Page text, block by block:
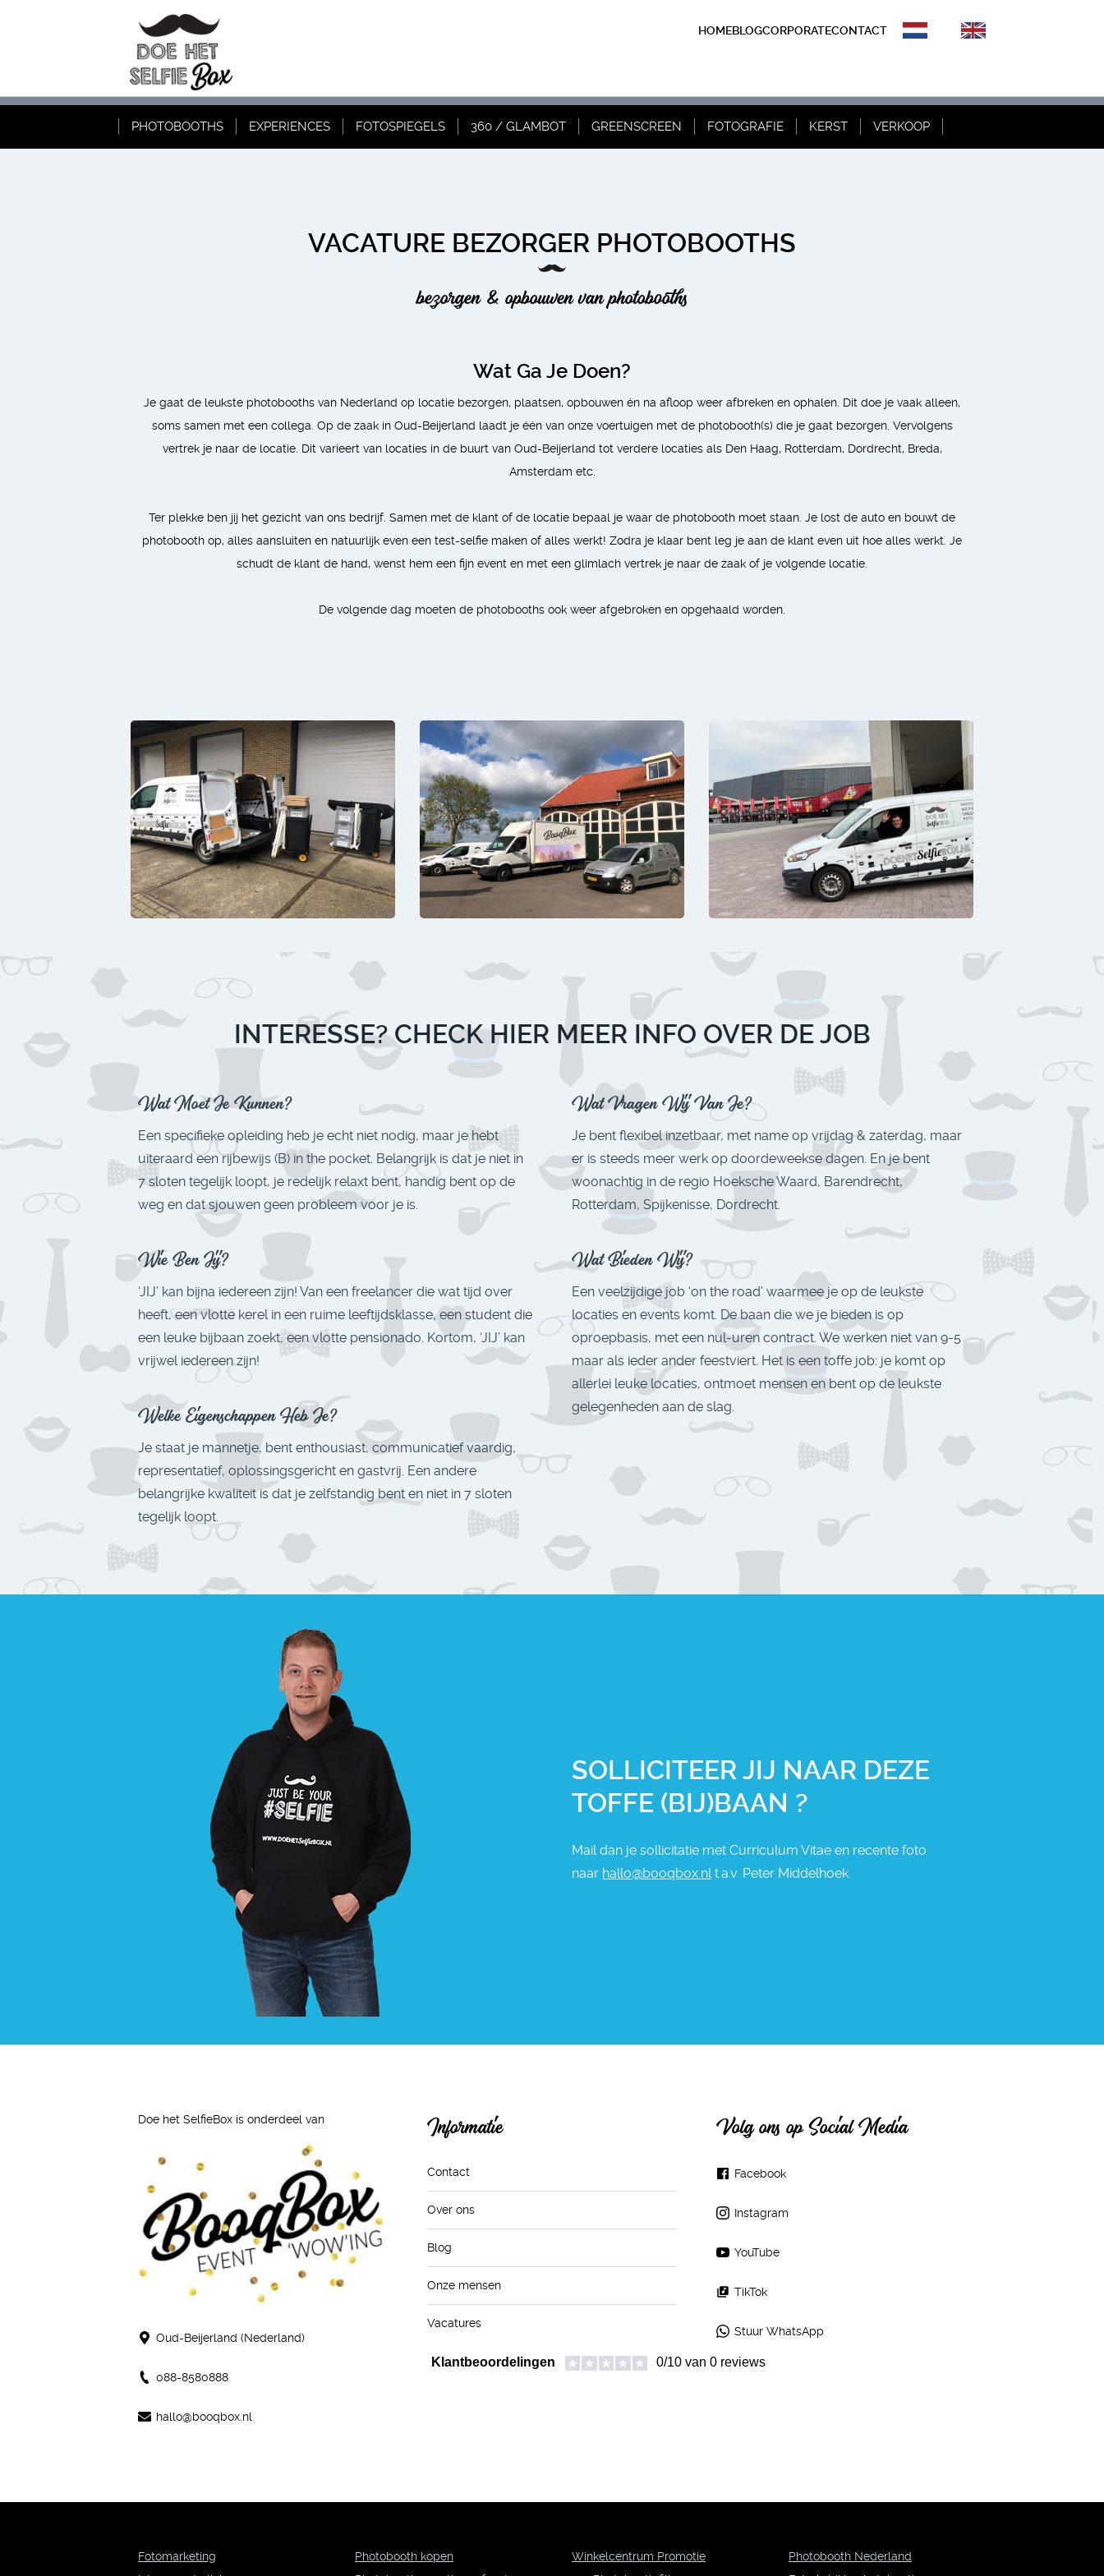
HOMEBLOGCORPORATECONTACT
PHOTOBOOTHS EXPERIENCES FOTOSPIEGELS 360 / GLAMBOT GREENSCREEN FOTOGRAFIE KERST VERKOOP
VACATURE BEZORGER PHOTOBOOTHS
bezorgen & opbouwen van photobooths
Wat Ga Je Doen?
Je gaat de leukste photobooths van Nederland op locatie bezorgen, plaatsen, opbouwen én na afloop weer afbreken en ophalen. Dit doe je vaak alleen,
soms samen met een collega. Op de zaak in Oud-Beijerland laadt je één van onze voertuigen met de photobooth(s) die je gaat bezorgen. Vervolgens
vertrek je naar de locatie. Dit varieert van locaties in de buurt van Oud-Beijerland tot verdere locaties als Den Haag, Rotterdam, Dordrecht, Breda,
Amsterdam etc.
Ter plekke ben jij het gezicht van ons bedrijf. Samen met de klant of de locatie bepaal je waar de photobooth moet staan. Je lost de auto en bouwt de
photobooth op, alles aansluiten en natuurlijk even een test-selfie maken of alles werkt! Zodra je klaar bent leg je aan de klant even uit hoe alles werkt. Je
schudt de klant de hand, wenst hem een fijn event en met een glimlach vertrek je naar de zaak of je volgende locatie.
De volgende dag moeten de photobooths ook weer afgebroken en opgehaald worden.
INTERESSE? CHECK HIER MEER INFO OVER DE JOB
Wat Moet Je Kunnen?
Een specifieke opleiding heb je echt niet nodig, maar je hebt
uiteraard een rijbewijs (B) in the pocket. Belangrijk is dat je niet in
7 sloten tegelijk loopt, je redelijk relaxt bent, handig bent op de
weg en dat sjouwen geen probleem voor je is.
Wie Ben Jij?
‘JIJ’ kan bijna iedereen zijn! Van een freelancer die wat tijd over
heeft, een vlotte kerel in een ruime leeftijdsklasse, een student die
een leuke bijbaan zoekt, een vlotte pensionado. Kortom, ‘JIJ’ kan
vrijwel iedereen zijn!
Welke Eigenschappen Heb Je?
Je staat je mannetje, bent enthousiast, communicatief vaardig,
representatief, oplossingsgericht en gastvrij. Een andere
belangrijke kwaliteit is dat je zelfstandig bent en niet in 7 sloten
tegelijk loopt.
Wat Vragen Wij Van Je?
Je bent flexibel inzetbaar, met name op vrijdag & zaterdag, maar
er is steeds meer werk op doordeweekse dagen. En je bent
woonachtig in de regio Hoeksche Waard, Barendrecht,
Rotterdam, Spijkenisse, Dordrecht.
Wat Bieden Wij?
Een veelzijdige job ‘on the road’ waarmee je op de leukste
locaties en events komt. De baan die we je bieden is op
oproepbasis, met een nul-uren contract. We werken niet van 9-5
maar als ieder ander feestviert. Het is een toffe job: je komt op
allerlei leuke locaties, ontmoet mensen en bent op de leukste
gelegenheden aan de slag.
SOLLICITEER JIJ NAAR DEZE
TOFFE (BIJ)BAAN ?
Mail dan je sollicitatie met Curriculum Vitae en recente foto
naar hallo@booqbox.nlt.a.v. Peter Middelhoek.
Doe het SelfieBox is onderdeel van
Oud-Beijerland (Nederland)
088-8580888
hallo@booqbox.nl
Informatie
Contact
Over ons
Blog
Onze mensen
Vacatures
Volg ons op Social Media
Facebook
Instagram
YouTube
TikTok
Stuur WhatsApp
Fotomarketing
Photobooth kopen
Winkelcentrum Promotie
Photobooth Nederland